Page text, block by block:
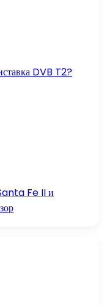
DVB T2?
Fe II и